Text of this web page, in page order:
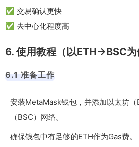
✅ 交易确认更快
✅ 去中心化程度高
6. 使用教程（以ETH→BSC为
6.1 准备工作
安装MetaMask钱包，并添加以太坊
（BSC）网络。
确保钱包中有足够的ETH作为Gas费。